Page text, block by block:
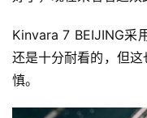
Kinvara 7 BEIJING采
还是十分耐看的，但
慎。